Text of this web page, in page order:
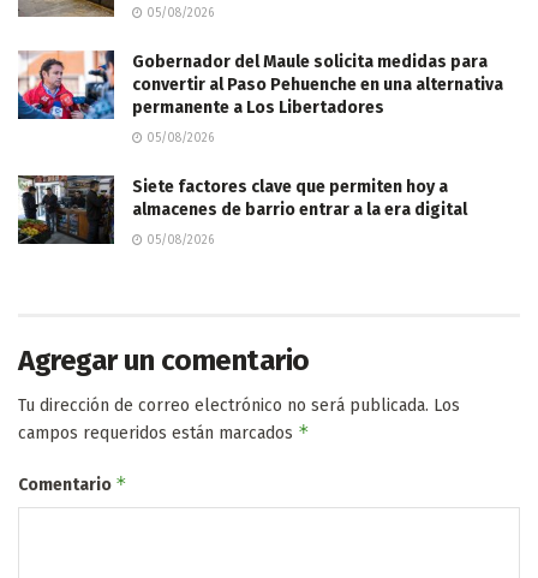
05/08/2026
Gobernador del Maule solicita medidas para
convertir al Paso Pehuenche en una alternativa
permanente a Los Libertadores
05/08/2026
Siete factores clave que permiten hoy a
almacenes de barrio entrar a la era digital
05/08/2026
Agregar un comentario
Tu dirección de correo electrónico no será publicada. Los
campos requeridos están marcados *
Comentario *